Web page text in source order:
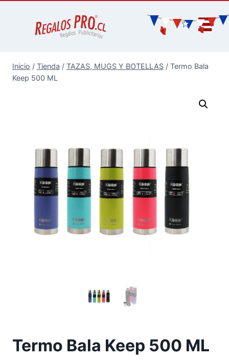
Inicio / Tienda / TAZAS, MUGS Y BOTELLAS / Termo Bala
Keep 500 ML
Termo Bala Keep 500 ML